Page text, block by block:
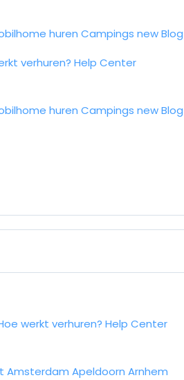
huren Campings newBlog
verhuren? Help Center
huren Campings newBlog
werkt verhuren? Help Center
Amsterdam Apeldoorn Arnhem